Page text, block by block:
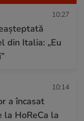
10:27
din Italia: „Eu
10:14
a încasat
HoReCa la